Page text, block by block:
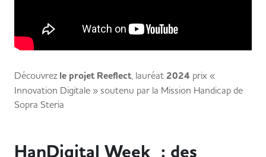
Découvrez le projet Reeflect, lauréat 2024 prix «
Innovation Digitale » soutenu par la Mission Handicap de
Sopra Steria
HanDigital Week : des